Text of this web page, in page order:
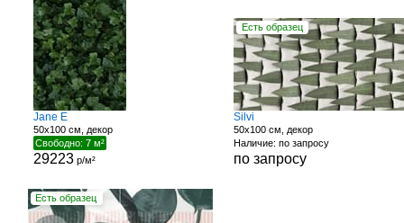
Jane E
50x100 см, декор
Свободно: 7 м²
29223 р/м²
Есть образец
Silvi
50x100 см, декор
Наличие: по запросу
по запросу
Есть образец